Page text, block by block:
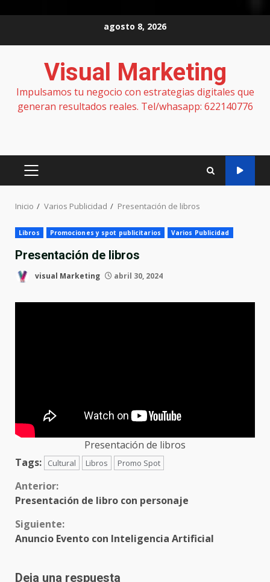
agosto 8, 2026
Visual Marketing
Impulsamos tu negocio con estrategias digitales que
generan resultados reales. Tel/whasapp: 622140776
MENÚ
Inicio Varios Publicidad Presentación de libros
Libros Promociones y spot publicitarios Varios Publicidad
Presentación de libros
visual Marketing abril 30, 2024
Presentación de libros
Tags:
Cultural Libros Promo Spot
Sigue
Anterior:
Presentación de libro con personaje
Siguiente:
Anuncio Evento con Inteligencia Artificial
Deja una respuesta